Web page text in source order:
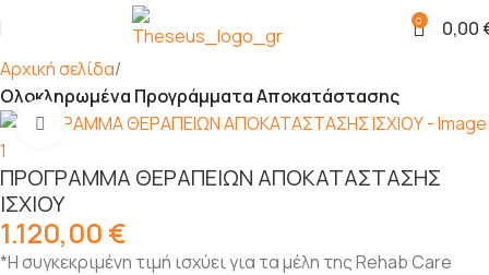
0 0,00
Αρχική σελίδα
Ολοκληρωμένα Προγράμματα Αποκατάστασης
Click to enlarge
ΠΡΟΓΡΑΜΜΑ ΘΕΡΑΠΕΙΩΝ ΑΠΟΚΑΤΑΣΤΑΣΗΣ
ΙΣΧΙΟΥ
1.120,00 €
*Η συγκεκριμένη τιμή ισχύει για τα μέλη της Rehab Care